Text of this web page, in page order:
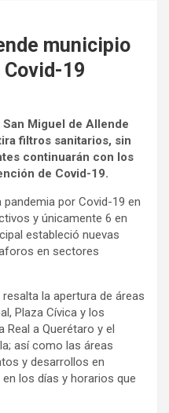
municipio
19
Miguel de Allende
filtros sanitarios, sin
continuarán con los
de Covid-19.
pandemia por Covid-19 en
y únicamente 6 en
estableció nuevas
en sectores
la apertura de áreas
Plaza Cívica y los
a Querétaro y el
así como las áreas
y desarrollos en
los días y horarios que